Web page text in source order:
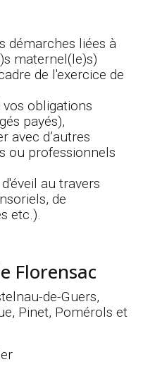
démarches liées à
maternel(le)s)
de l'exercice de
obligations
payés),
avec d’autres
ou professionnels
au travers
de
etc.).
Florensac
de-Guers,
Pinet, Pomérols et